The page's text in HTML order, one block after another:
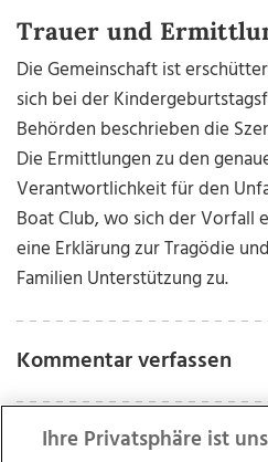
Trauer und
Die Gemeinschaft ist
sich bei der
Behörden beschrieben die
Die Ermittlungen zu den
Verantwortlichkeit für den
Boat Club, wo sich der Vorfall
eine Erklärung zur Tragödie
Familien Unterstützung zu.
Kommentar verfassen
Ihre Privatsphäre ist